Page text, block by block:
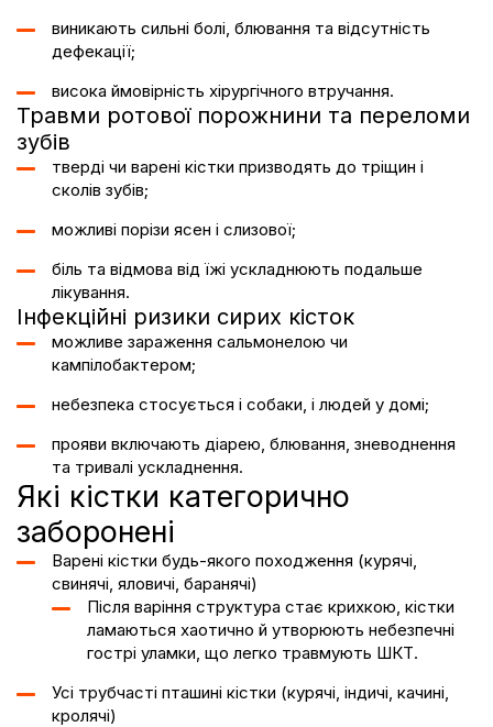
виникають сильні болі, блювання та відсутність
дефекації;
висока ймовірність хірургічного втручання.
Травми ротової порожнини та переломи
зубів
тверді чи варені кістки призводять до тріщин і
сколів зубів;
можливі порізи ясен і слизової;
біль та відмова від їжі ускладнюють подальше
лікування.
Інфекційні ризики сирих кісток
можливе зараження сальмонелою чи
кампілобактером;
небезпека стосується і собаки, і людей у домі;
прояви включають діарею, блювання, зневоднення
та тривалі ускладнення.
Які кістки категорично
заборонені
Варені кістки будь-якого походження (курячі,
свинячі, яловичі, баранячі)
Після варіння структура стає крихкою, кістки
ламаються хаотично й утворюють небезпечні
гострі уламки, що легко травмують ШКТ.
Усі трубчасті пташині кістки (курячі, індичі, качині,
кролячі)